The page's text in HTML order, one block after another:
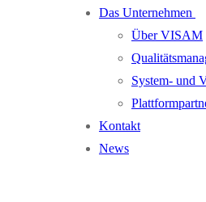
Das Unternehmen
Über VISAM
System- und
Kontakt
News